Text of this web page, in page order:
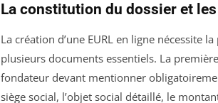
La constitution du dossier et
La création d’une EURL en ligne nécessite
plusieurs documents essentiels. La
fondateur devant mentionner
siège social, l’objet social détaillé, le